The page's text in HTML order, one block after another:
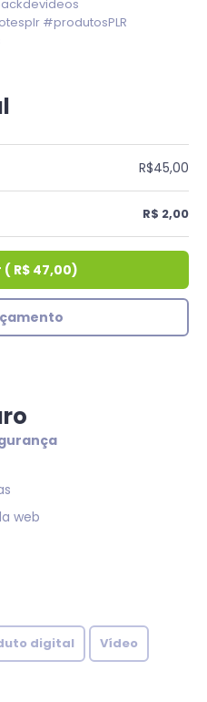
#produtosPLR
R$45,00
R$ 2,00
( R$ 47,00)
web
digital Vídeo